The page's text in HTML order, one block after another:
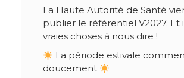
La Haute Autorité de Santé
publier le référentiel V2027. Et
vraies choses à nous dire !
La période estivale
doucement